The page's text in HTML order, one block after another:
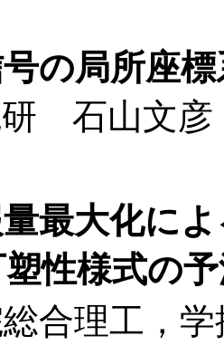
の局所座
研 石山文彦
最大化に
性様式の
合理工，学